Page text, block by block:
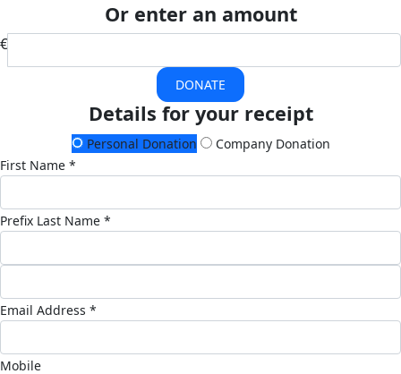
Or enter an amount
€
DONATE
Details for your receipt
Personal Donation
Company Donation
First Name *
Prefix Last Name *
Email Address *
Mobile